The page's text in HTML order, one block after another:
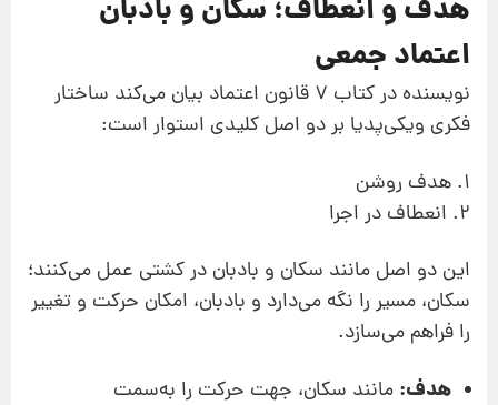
هدف و انعطاف؛ سکان و بادبان
اعتماد جمعی
نویسنده در کتاب 7 قانون اعتماد بیان می‌کند ساختار
فکری ویکی‌پدیا بر دو اصل کلیدی استوار است:
1. هدف روشن
2. انعطاف در اجرا
این دو اصل مانند سکان و بادبان در کشتی عمل می‌کنند؛
سکان، مسیر را نگه می‌دارد و بادبان، امکان حرکت و تغییر
را فراهم می‌سازد.
هدف: مانند سکان، جهت حرکت را به‌سمت